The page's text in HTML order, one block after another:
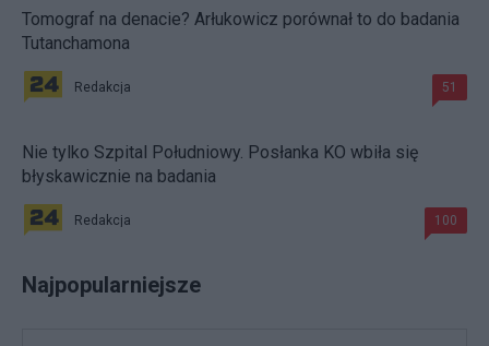
Tomograf na denacie? Arłukowicz porównał to do badania
Tutanchamona
Redakcja 51
Nie tylko Szpital Południowy. Posłanka KO wbiła się
błyskawicznie na badania
Redakcja 100
Najpopularniejsze